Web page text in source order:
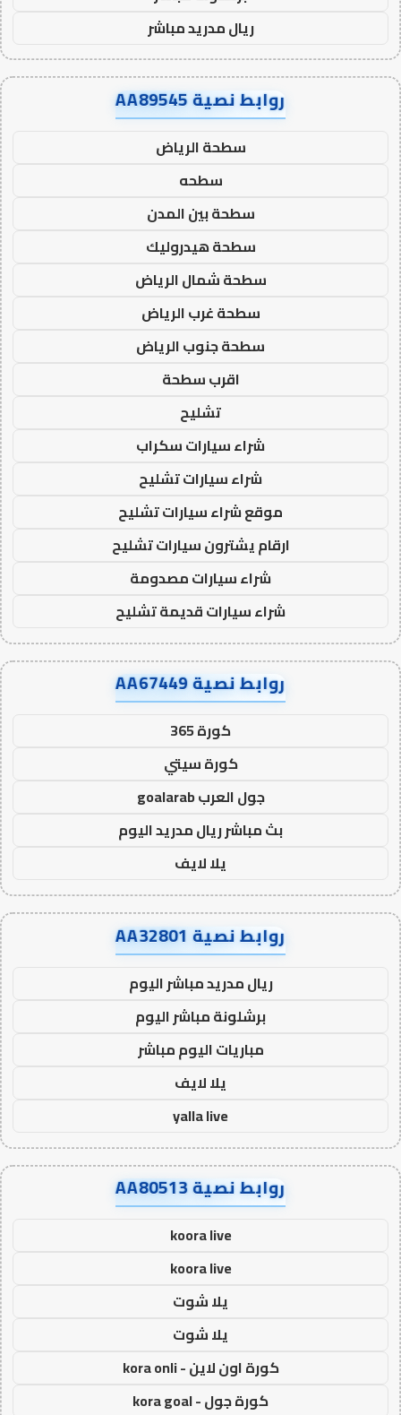
ريال مدريد مباشر
روابط نصية AA89545
سطحة الرياض
سطحه
سطحة بين المدن
سطحة هيدروليك
سطحة شمال الرياض
سطحة غرب الرياض
سطحة جنوب الرياض
اقرب سطحة
تشليح
شراء سيارات سكراب
شراء سيارات تشليح
موقع شراء سيارات تشليح
ارقام يشترون سيارات تشليح
شراء سيارات مصدومة
شراء سيارات قديمة تشليح
روابط نصية AA67449
كورة 365
كورة سيتي
جول العرب goalarab
بث مباشر ريال مدريد اليوم
يلا لايف
روابط نصية AA32801
ريال مدريد مباشر اليوم
برشلونة مباشر اليوم
مباريات اليوم مباشر
يلا لايف
yalla live
روابط نصية AA80513
koora live
koora live
يلا شوت
يلا شوت
كورة اون لاين - kora onli
كورة جول - kora goal